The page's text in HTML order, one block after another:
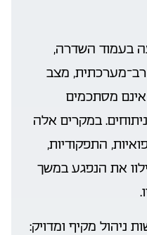
בעמוד השדרה,
מצב
אינם מסתכמים
במקרים אלה
התפקודיות,
את הנפגע במשך
ניהול מקיף ומדויק: